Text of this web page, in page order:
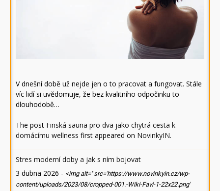
V dnešní době už nejde jen o to pracovat a fungovat. Stále
víc lidí si uvědomuje, že bez kvalitního odpočinku to
dlouhodobě…
The post Finská sauna pro dva jako chytrá cesta k
domácímu wellness first appeared on NovinkyIN.
Stres moderní doby a jak s ním bojovat
3 dubna 2026 - <img alt='' src='https://www.novinkyin.cz/wp-
content/uploads/2023/08/cropped-001.-Wiki-Favi-1-22x22.png'